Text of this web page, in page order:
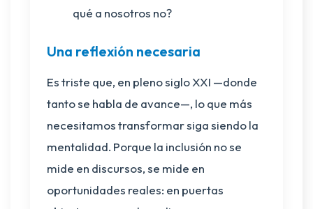
qué a nosotros no?
Una reflexión necesaria
Es triste que, en pleno siglo XXI —donde
tanto se habla de avance—, lo que más
necesitamos transformar siga siendo la
mentalidad. Porque la inclusión no se
mide en discursos, se mide en
oportunidades reales: en puertas